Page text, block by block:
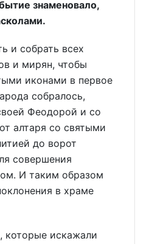
знаменовало,
и собрать всех
и мирян, чтобы
иконами в первое
собралось,
Феодорой и со
алтаря со святыми
до ворот
совершения
И таким образом
в храме
которые искажали